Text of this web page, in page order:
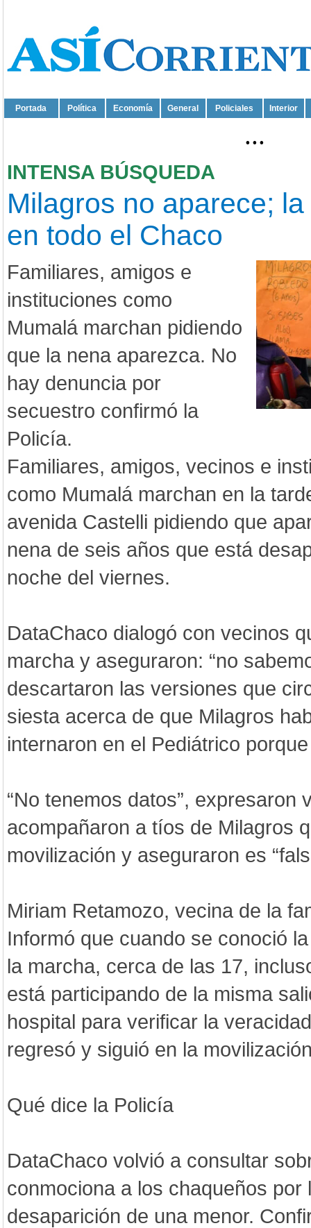
Portada Política Economía General Policiales Interior
...
INTENSA BÚSQUEDA
Milagros no aparece;
en todo el Chaco
Familiares, amigos e
instituciones como
Mumalá marchan pidiendo
que la nena aparezca. No
hay denuncia por
secuestro confirmó la
Policía.
Familiares, amigos, vecinos e
como Mumalá marchan en la
avenida Castelli pidiendo que
nena de seis años que está
noche del viernes.
DataChaco dialogó con vecinos
marcha y aseguraron: “no
descartaron las versiones que
siesta acerca de que Milagros
internaron en el Pediátrico
“No tenemos datos”, expresaron
acompañaron a tíos de Milagros
movilización y aseguraron es
Miriam Retamozo, vecina de la
Informó que cuando se conoció
la marcha, cerca de las 17,
está participando de la misma
hospital para verificar la
regresó y siguió en la
Qué dice la Policía
DataChaco volvió a consultar
conmociona a los chaqueños por
desaparición de una menor.